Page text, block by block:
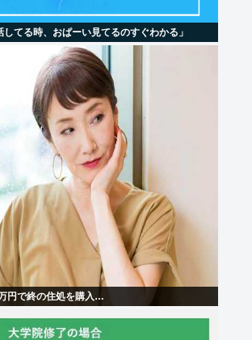
してる時、おぱーい見てるのすぐわかる」
円で終の住処を購入…